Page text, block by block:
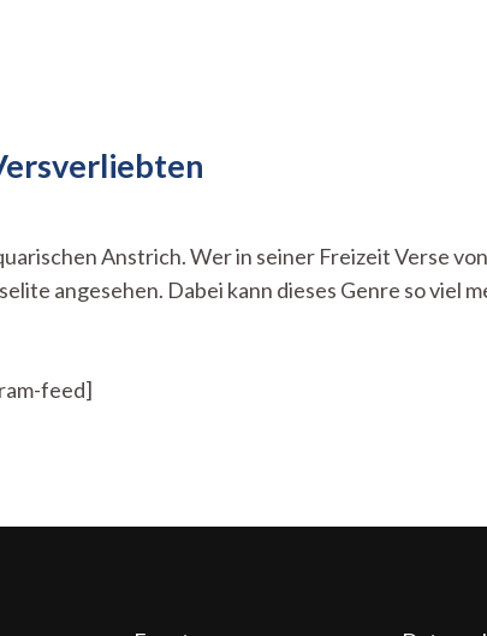
Anstrich. Wer in seiner Freizeit Verse
angesehen. Dabei kann dieses Genre so viel
feed]